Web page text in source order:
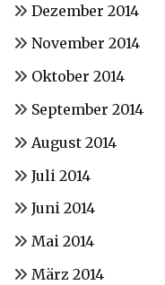
Dezember 2014
November 2014
Oktober 2014
September 2014
August 2014
Juli 2014
Juni 2014
Mai 2014
März 2014